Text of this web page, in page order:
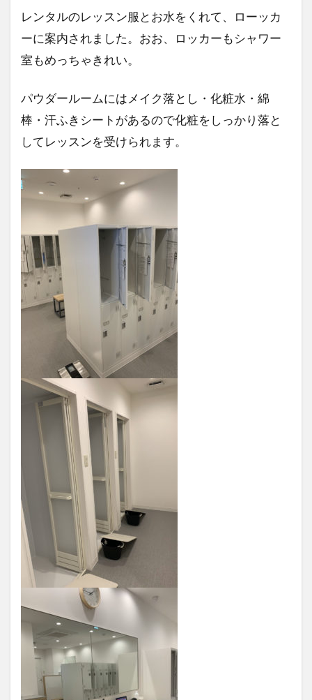
レンタルのレッスン服とお水をくれて、ローッカ
ーに案内されました。おお、ロッカーもシャワー
室もめっちゃきれい。
パウダールームにはメイク落とし・化粧水・綿
棒・汗ふきシートがあるので化粧をしっかり落と
してレッスンを受けられます。